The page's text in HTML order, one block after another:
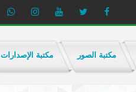
مكتبة الصور مكتبة الإصدارات